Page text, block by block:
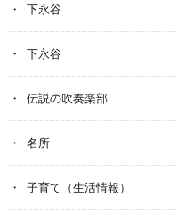
下永谷
下永谷
伝説の吹奏楽部
名所
子育て（生活情報）